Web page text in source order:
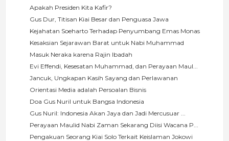
Apakah Presiden Kita Kafir?
Gus Dur, Titisan Kiai Besar dan Penguasa Jawa
Kejahatan Soeharto Terhadap Penyumbang Emas Monas
Kesaksian Sejarawan Barat untuk Nabi Muhammad
Masuk Neraka karena Rajin Ibadah
Evi Effendi, Kesesatan Muhammad, dan Perayaan Maul...
Jancuk, Ungkapan Kasih Sayang dan Perlawanan
Orientasi Media adalah Persoalan Bisnis
Doa Gus Nuril untuk Bangsa Indonesia
Gus Nuril: Indonesia Akan Jaya dan Jadi Mercusuar ...
Perayaan Maulid Nabi Zaman Sekarang Diisi Wacana P...
Pengakuan Seorang Kiai Solo Terkait Keislaman Jokowi